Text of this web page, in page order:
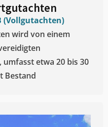
(Vollgutachten)
wird von einem
etwa 20 bis 30
Bestand